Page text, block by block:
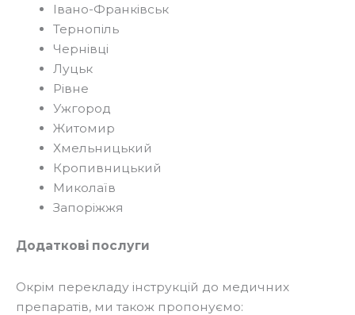
Івано-Франківськ
Тернопіль
Чернівці
Луцьк
Рівне
Ужгород
Житомир
Хмельницький
Кропивницький
Миколаїв
Запоріжжя
Додаткові послуги
Окрім перекладу інструкцій до медичних
препаратів, ми також пропонуємо: